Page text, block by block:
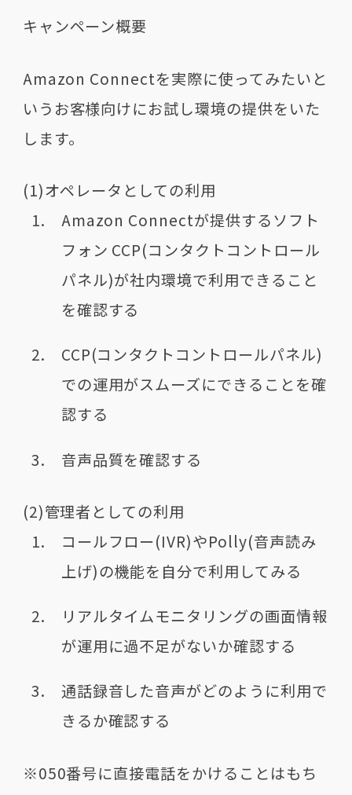
キャンペーン概要
Amazon Connectを実際に使ってみたいと
いうお客様向けにお試し環境の提供をいた
します。
(1)オペレータとしての利用
Amazon Connectが提供するソフト
フォン CCP(コンタクトコントロール
パネル)が社内環境で利用できること
を確認する
CCP(コンタクトコントロールパネル)
での運用がスムーズにできることを確
認する
音声品質を確認する
(2)管理者としての利用
コールフロー(IVR)やPolly(音声読み
上げ)の機能を自分で利用してみる
リアルタイムモニタリングの画面情報
が運用に過不足がないか確認する
通話録音した音声がどのように利用で
きるか確認する
※050番号に直接電話をかけることはもち